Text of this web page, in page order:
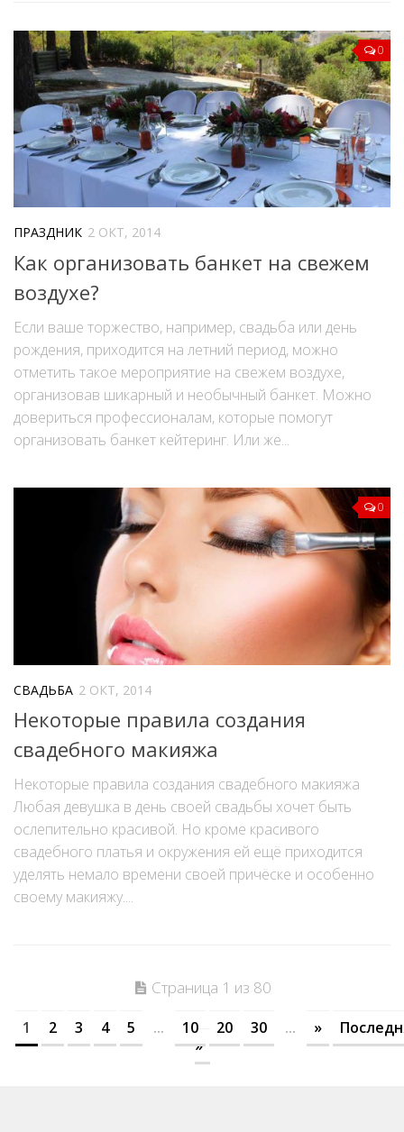
0
ПРАЗДНИК 2 ОКТ, 2014
Как организовать банкет на свежем
воздухе?
Если ваше торжество, например, свадьба или день
рождения, приходится на летний период, можно
отметить такое мероприятие на свежем воздухе,
организовав шикарный и необычный банкет. Можно
довериться профессионалам, которые помогут
организовать банкет кейтеринг. Или же...
0
СВАДЬБА 2 ОКТ, 2014
Некоторые правила создания
свадебного макияжа
Некоторые правила создания свадебного макияжа
Любая девушка в день своей свадьбы хочет быть
ослепительно красивой. Но кроме красивого
свадебного платья и окружения ей ещё приходится
уделять немало времени своей причёске и особенно
своему макияжу....
Страница 1 из 80
1 2 3 4 5 ... 10 20 30 ... »
»